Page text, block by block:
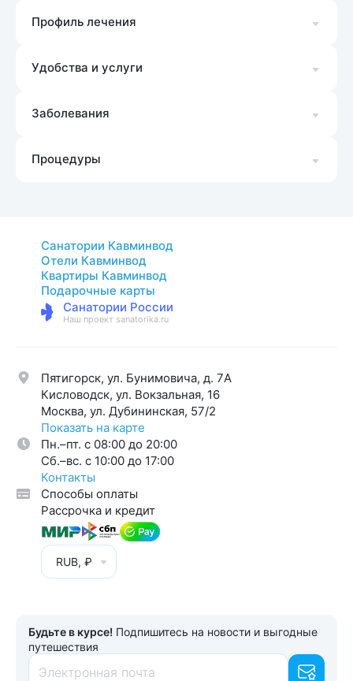
Профиль лечения
Удобства и услуги
Заболевания
Процедуры
Санатории Кавминвод
Отели Кавминвод
Квартиры Кавминвод
Подарочные карты
Санатории России
Наш проект sanatorika.ru
Пятигорск, ул. Бунимовича, д. 7A
Кисловодск, ул. Вокзальная, 16
Москва, ул. Дубининская, 57/2
Показать на карте
Пн.–пт. с 08:00 до 20:00
Cб.–вс. с 10:00 до 17:00
Контакты
Способы оплаты
Рассрочка и кредит
RUB, ₽
Будьте в курсе! Подпишитесь на новости и выгодные
путешествия
Электронная почта